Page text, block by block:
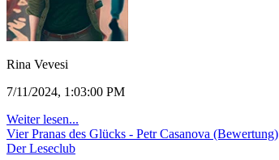
Rina Vevesi
7/11/2024, 1:03:00 PM
Weiter lesen...
Vier Pranas des Glücks - Petr Casanova (Bewertung)
Der Leseclub